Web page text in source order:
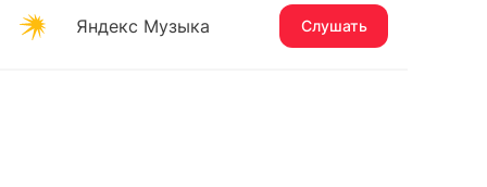
Яндекс Музыка Слушать